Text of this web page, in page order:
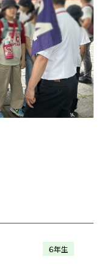
６年生